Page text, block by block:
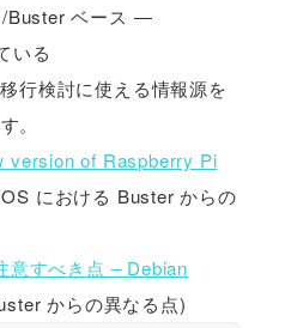
/Buster ベース ―
いる
行検討に使える情報源を
。
version of Raspberry Pi
における Buster からの
意すべき点 – Debian
からの異なる点)